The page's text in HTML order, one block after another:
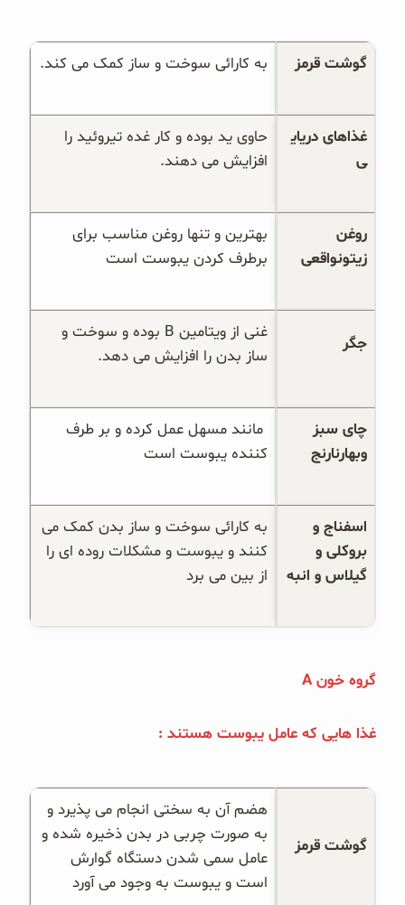
گوشت قرمز به کارائی سوخت و ساز کمک می کند.
غذاهای دریای
ی
افزایش می دهند.
زیتونواقعی
برطرف کردن یبوست است
جگر
ساز بدن را افزایش می دهد.
وبهارنارنج
کننده یبوست است
گیلاس و انبه
از بین می برد
گروه خون A
غذا هایی که عامل یبوست هستند :
گوشت قرمز
است و یبوست به وجود می آورد